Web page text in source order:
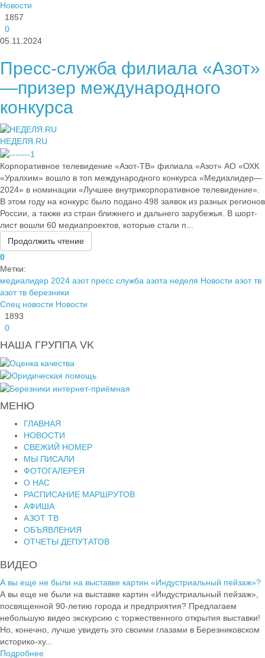
Новости
1857
0
05.11.2024
Пресс-служба филиала «Азот»
—призер международного
конкурса
НЕДЕЛЯ.RU
Корпоративное телевидение «Азот-ТВ» филиала «Азот» АО «ОХК
«Уралхим» вошло в топ международного конкурса «Медиалидер—
2024» в номинации «Лучшее внутрикорпоративное телевидение».
В этом году на конкурс было подано 498 заявок из разных регионов
России, а также из стран ближнего и дальнего зарубежья. В шорт-
лист вошли 60 медиапроектов, которые стали п...
Продолжить чтение
0
Метки:
медиалидер 2024 азот пресс служба азота неделя Новости азот тв
азот тв березники
Спец новости Новости
1893
0
НАША ГРУППА VK
МЕНЮ
ГЛАВНАЯ
НОВОСТИ
СВЕЖИЙ НОМЕР
МЫ ПИСАЛИ
ФОТОГАЛЕРЕЯ
О НАС
РАСПИСАНИЕ МАРШРУТОВ
АФИША
АЗОТ ТВ
ОБЪЯВЛЕНИЯ
ОТЧЕТЫ ДЕПУТАТОВ
ВИДЕО
А вы еще не были на выставке картин «Индустриальный пейзаж»?
А вы еще не были на выставке картин «Индустриальный пейзаж»,
посвященной 90-летию города и предприятия? Предлагаем
небольшую видео экскурсию с торжественного открытия выставки!
Но, конечно, лучше увидеть это своими глазами в Березниковском
историко-ху...
Подробнее